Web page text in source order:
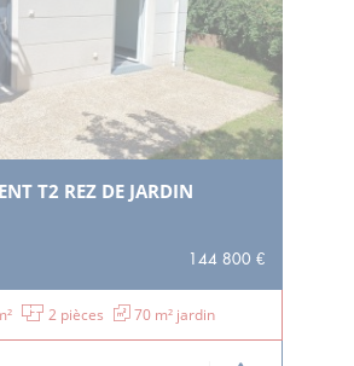
T2 REZ DE JARDIN
144 800 €
2 pièces 70 m² jardin